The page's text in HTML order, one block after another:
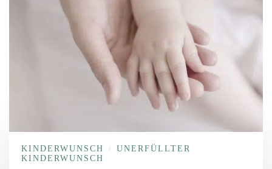
KINDERWUNSCH /
UNERFÜLLTER
KINDERWUNSCH